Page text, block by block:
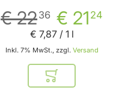
€ 21 24
€ 2236
Inkl. 7% MwSt., zzgl. Versand
€ 7,87/ 1 l
In den